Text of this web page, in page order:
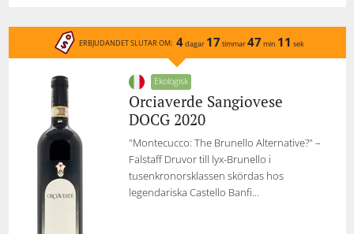
ERBJUDANDET SLUTAR OM: 4dagar 17 timmar47 min 11 sek
Ekologisk
Orciaverde Sangiovese
DOCG 2020
"Montecucco: The Brunello Alternative?" –
Falstaff Druvor till lyx-Brunello i
tusenkronorsklassen skördas hos
legendariska Castello Banfi...